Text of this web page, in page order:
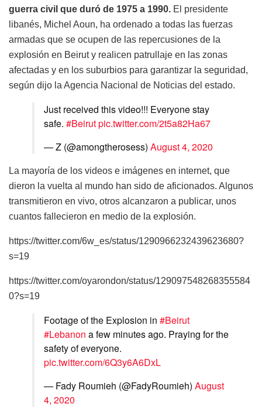
guerra civil que duró de 1975 a 1990. El presidente
libanés, Michel Aoun, ha ordenado a todas las fuerzas
armadas que se ocupen de las repercusiones de la
explosión en Beirut y realicen patrullaje en las zonas
afectadas y en los suburbios para garantizar la seguridad,
según dijo la Agencia Nacional de Noticias del estado.
Just received this video!!! Everyone stay
safe. #Beirutpic.twitter.com/2t5a82Ha67
— Z (@amongtherosess) August 4, 2020
La mayoría de los videos e imágenes en internet, que
dieron la vuelta al mundo han sido de aficionados. Algunos
transmitieron en vivo, otros alcanzaron a publicar, unos
cuantos fallecieron en medio de la explosión.
https://twitter.com/6w_es/status/1290966232439623680?
s=19
https://twitter.com/oyarondon/status/129097548268355584
0?s=19
Footage of the Explosion in #Beirut
#Lebanon a few minutes ago. Praying for the
safety of everyone.
pic.twitter.com/6Q3y6A6DxL
— Fady Roumieh (@FadyRoumieh) August
4, 2020